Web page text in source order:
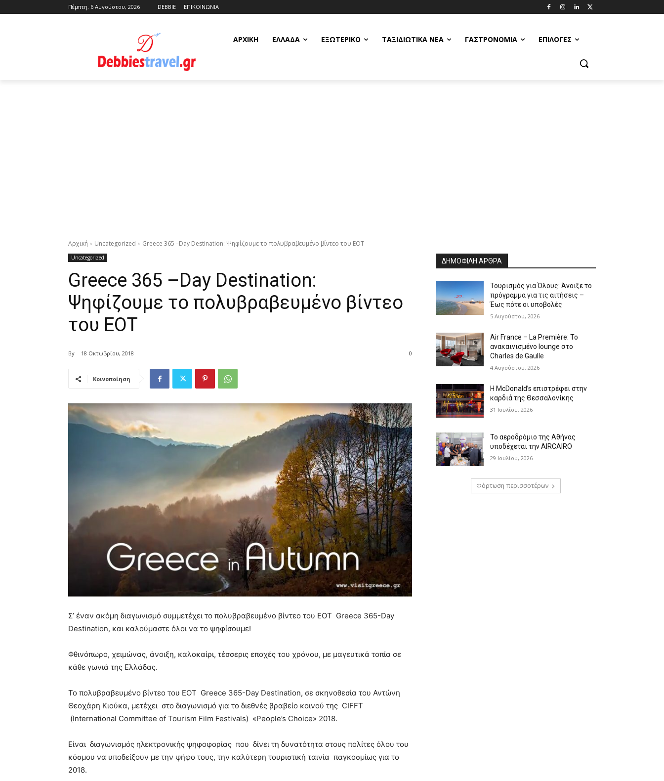
Πέμπτη, 6 Αυγούστου, 2026 DEBBIE ΕΠΙΚΟΙΝΩΝΙΑ
ΑΡΧΙΚΗ ΕΛΛΆΔΑ ΕΞΩΤΕΡΙΚΌ ΤΑΞΙΔΙΩΤΙΚΆ ΝΈΑ ΓΑΣΤΡΟΝΟΜΊΑ ΕΠΙΛΟΓΈΣ
Αρχική Uncategorized Greece 365 –Day Destination: Ψηφίζουμε το πολυβραβευμένο βίντεο του ΕΟΤ
Uncategorized
Greece 365 –Day Destination:
Ψηφίζουμε το πολυβραβευμένο βίντεο
του ΕΟΤ
By 18 Οκτωβρίου, 2018 0
Κοινοποίηση
Σ’ έναν ακόμη διαγωνισμό συμμετέχει το πολυβραβευμένο βίντεο του ΕΟΤ Greece 365-Day
Destination, και καλούμαστε όλοι να το ψηφίσουμε!
Φθινόπωρο, χειμώνας, άνοιξη, καλοκαίρι, τέσσερις εποχές του χρόνου, με μαγευτικά τοπία σε
κάθε γωνιά της Ελλάδας.
Το πολυβραβευμένο βίντεο του ΕΟΤ Greece 365-Day Destination, σε σκηνοθεσία του Αντώνη
Θεοχάρη Κιούκα, μετέχει στο διαγωνισμό για το διεθνές βραβείο κοινού της CIFFT
(International Committee of Tourism Film Festivals) «People’s Choice» 2018.
Είναι διαγωνισμός ηλεκτρονικής ψηφοφορίας που δίνει τη δυνατότητα στους πολίτες όλου του
κόσμου να υποδείξουν με την ψήφο τους, την καλύτερη τουριστική ταινία παγκοσμίως για το
2018.
ΔΗΜΟΦΙΛΗ ΑΡΘΡΑ
Τουρισμός για Όλους: Άνοιξε το
πρόγραμμα για τις αιτήσεις –
Έως πότε οι υποβολές
5 Αυγούστου, 2026
Air France – La Première: Το
ανακαινισμένο lounge στο
Charles de Gaulle
4 Αυγούστου, 2026
Η McDonald’s επιστρέφει στην
καρδιά της Θεσσαλονίκης
31 Ιουλίου, 2026
Το αεροδρόμιο της Αθήνας
υποδέχεται την AIRCAIRO
29 Ιουλίου, 2026
Φόρτωση περισσοτέρων